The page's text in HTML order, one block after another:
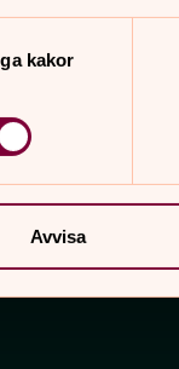
kakor
Avvisa
Enligt
värdigt skick.
gravplatser